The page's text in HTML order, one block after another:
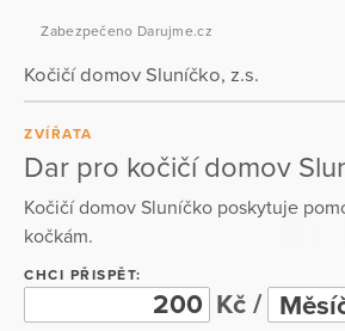
Zabezpečeno Darujme.cz
Kočičí domov Sluníčko, z.s.
ZVÍŘATA
Dar pro kočičí domov
Kočičí domov Sluníčko poskytuje
kočkám.
CHCI PŘISPĚT:
Kč /